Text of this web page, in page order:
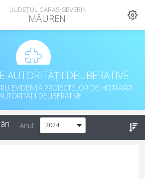
JUDEȚUL CARAȘ-SEVERIN
MĂURENI
AUTORITĂȚII DELIBERATIVE
EVIDENȚA PROIECTELOR DE HOTĂRÂRI
DELIBERATIVE
Anul: